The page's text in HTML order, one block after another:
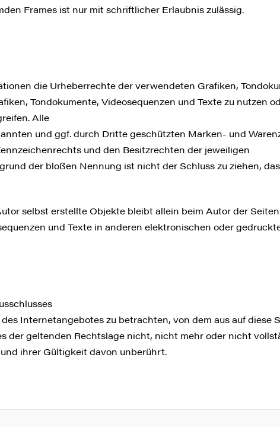
Frames ist nur mit schriftlicher Erlaubnis zulässig.
die Urheberrechte der verwendeten Grafiken,
Tondokumente, Videosequenzen und Texte zu nutzen
Alle
und ggf. durch Dritte geschützten Marken- und
und den Besitzrechten der jeweiligen
der bloßen Nennung ist nicht der Schluss zu ziehen,
selbst erstellte Objekte bleibt allein beim Autor der
und Texte in anderen elektronischen oder
Internetangebotes zu betrachten, von dem aus auf diese
der geltenden Rechtslage nicht, nicht mehr oder nicht
ihrer Gültigkeit davon unberührt.